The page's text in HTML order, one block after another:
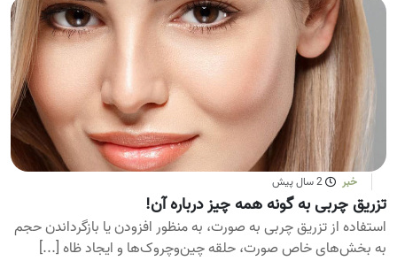
خبر 2 سال پیش
تزریق چربی به گونه همه چیز درباره آن!
استفاده از تزریق چربی به صورت، به منظور افزودن یا بازگرداندن حجم
به بخش‌های خاص صورت، حلقه چین‌وچروک‌ها و ایجاد ظاه [...]